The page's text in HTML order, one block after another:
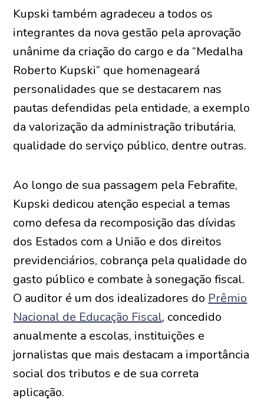
Kupski também agradeceu a todos os
integrantes da nova gestão pela aprovação
unânime da criação do cargo e da “Medalha
Roberto Kupski” que homenageará
personalidades que se destacarem nas
pautas defendidas pela entidade, a exemplo
da valorização da administração tributária,
qualidade do serviço público, dentre outras.
Ao longo de sua passagem pela Febrafite,
Kupski dedicou atenção especial a temas
como defesa da recomposição das dívidas
dos Estados com a União e dos direitos
previdenciários, cobrança pela qualidade do
gasto público e combate à sonegação fiscal.
O auditor é um dos idealizadores do Prêmio
Nacional de Educação Fiscal, concedido
anualmente a escolas, instituições e
jornalistas que mais destacam a importância
social dos tributos e de sua correta
aplicação.